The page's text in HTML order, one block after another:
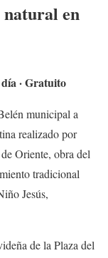
en
· Gratuito
municipal a
realizado por
Oriente, obra del
tradicional
Jesús,
de la Plaza del